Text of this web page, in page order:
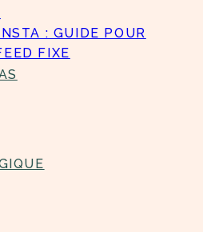
: GUIDE POUR
FIXE